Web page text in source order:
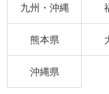
九州・沖縄
熊本県
沖縄県